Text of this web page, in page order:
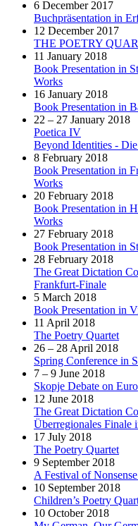
6 December 2017
Buchpräsentation in
12 December 2017
THE POETRY
11 January 2018
Book Presentation in
Works
16 January 2018
Book Presentation in
22 – 27 January 2018
Poetica IV
Beyond Identities -
8 February 2018
Book Presentation in
Works
20 February 2018
Book Presentation in
Works
27 February 2018
Book Presentation in
28 February 2018
The Great Dictation
Frankfurt-Finale
5 March 2018
Book Presentation in
11 April 2018
The Poetry Quartet
26 – 28 April 2018
Spring Conference in
7 – 9 June 2018
Skopje Debate on
12 June 2018
The Great Dictation
Überregionales Finale
17 July 2018
The Poetry Quartet
9 September 2018
A Festival of
10 September 2018
Children’s Poetry
10 October 2018